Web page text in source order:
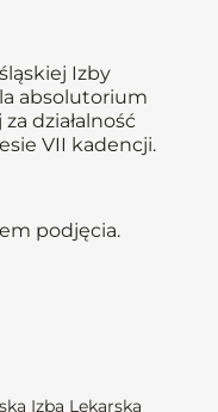
Izby
absolutorium
działalność
VII kadencji.
podjęcia.
Izba Lekarska